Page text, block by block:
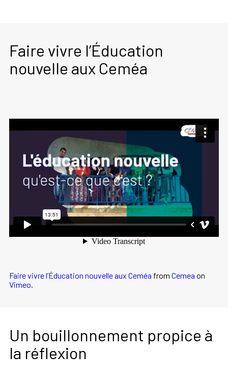
Faire vivre l’Éducation
nouvelle aux Ceméa
Faire vivre l’Éducation nouvelle aux Ceméa from Cemea on
Vimeo.
Un bouillonnement propice à
la réflexion